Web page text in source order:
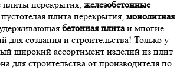
плиты перекрытия, железобетонные
плита перекрытия, монолитная
бетонная плитаи многие
для создания и строительства! Только у
широкий ассортимент изделий из плит
для строительства от производителя по